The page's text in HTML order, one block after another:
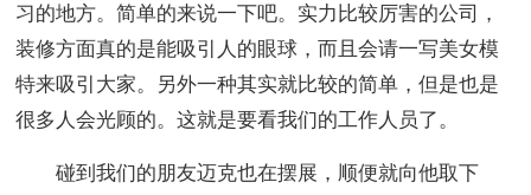
习的地方。简单的来说一下吧。实力比较厉害的公司，
装修方面真的是能吸引人的眼球，而且会请一写美女模
特来吸引大家。另外一种其实就比较的简单，但是也是
很多人会光顾的。这就是要看我们的工作人员了。
碰到我们的朋友迈克也在摆展，顺便就向他取下